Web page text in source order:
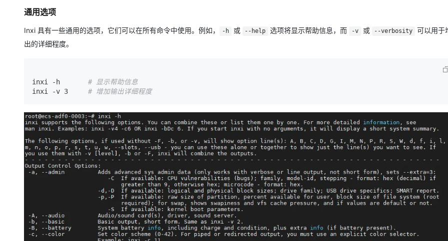
通用选项
Inxi 具有一些通用的选项，它们可以在所有命令中使用。例如， -h 或 --help 选项将显示帮助信息，而 -v 或 --verbosity
可以用于
出的详细程度。
inxi -h # 显示帮助信息
inxi -v 3 # 增加输出详细程度